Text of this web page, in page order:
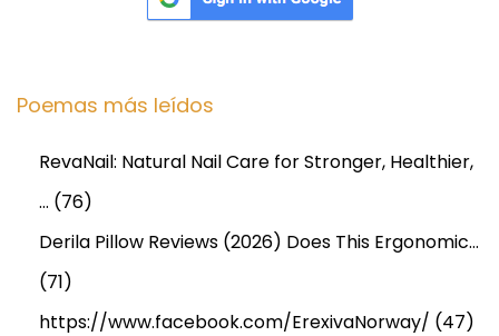
Poemas más leídos
RevaNail: Natural Nail Care for Stronger, Healthier,
… (76)
Derila Pillow Reviews (2026) Does This Ergonomic…
(71)
https://www.facebook.com/ErexivaNorway/ (47)